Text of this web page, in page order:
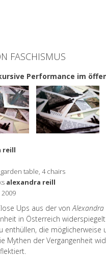
FASCHISMUS
Performance im
reill
table, 4 chairs
alexandra reill
Ups aus der vonAlexandra
in Österreich
enthüllen, die
Mythen der Vergangenheit